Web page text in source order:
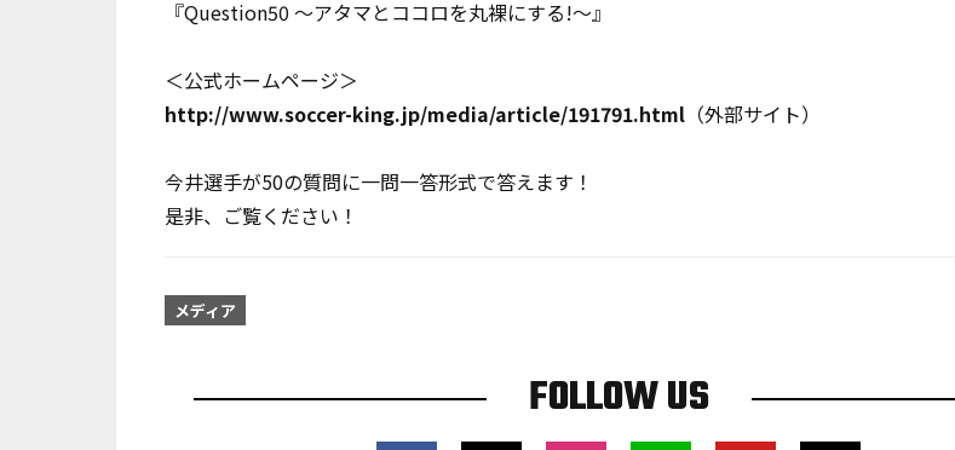
『Question50 ～アタマとココロを丸裸にする!～』
＜公式ホームページ＞
http://www.soccer-king.jp/media/article/191791.html （外部サイト）
今井選手が50の質問に一問一答形式で答えます！
是非、ご覧ください！
メディア
FOLLOW US